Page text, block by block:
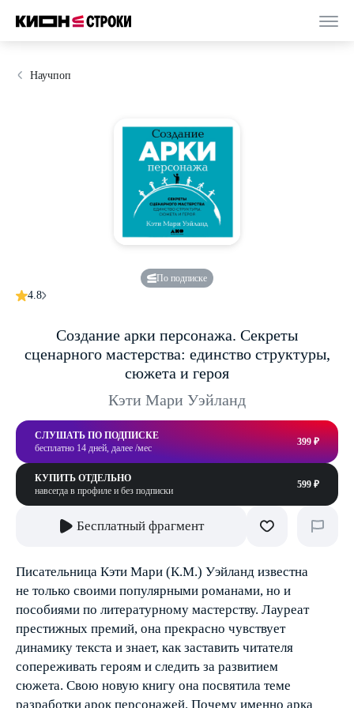
Научпоп
По подписке
4.8
Создание арки персонажа. Секреты
сценарного мастерства: единство структуры,
сюжета и героя
Кэти Мари Уэйланд
СЛУШАТЬ ПО ПОДПИСКЕ
бесплатно 14 дней, далее /мес
399 ₽
КУПИТЬ ОТДЕЛЬНО
навсегда в профиле и без подписки
599 ₽
Бесплатный фрагмент
Писательница Кэти Мари (К.М.) Уэйланд известна
не только своими популярными романами, но и
пособиями по литературному мастерству. Лауреат
престижных премий, она прекрасно чувствует
динамику текста и знает, как заставить читателя
сопереживать героям и следить за развитием
сюжета. Свою новую книгу она посвятила теме
разработки арок персонажей. Почему именно арка